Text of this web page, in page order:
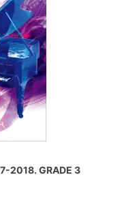
2018. GRADE 3